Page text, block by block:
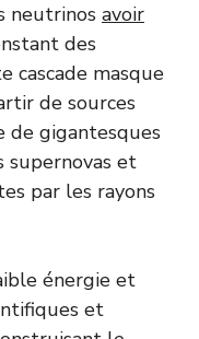
neutrinos avoir
des
cascade masque
de sources
gigantesques
supernovas et
par les rayons
énergie et
et